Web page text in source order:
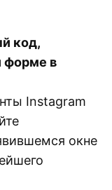
код,
форме в
Instagram
окне